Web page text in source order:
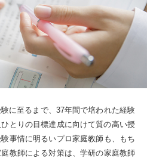
に至るまで、37年間で培われた経験
とりの目標達成に向けて質の高い授
事情に明るいプロ家庭教師も、もち
庭教師による対策は、学研の家庭教師